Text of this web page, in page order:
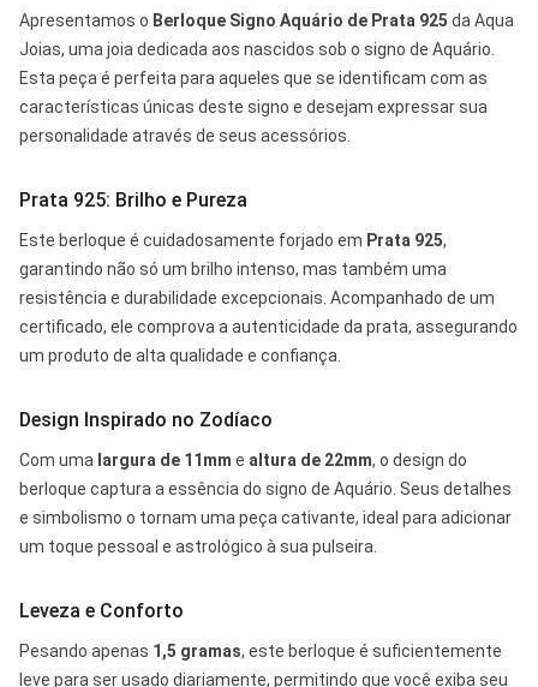
Apresentamos o Berloque Signo Aquário de Prata 925 da Aqua
Joias, uma joia dedicada aos nascidos sob o signo de Aquário.
Esta peça é perfeita para aqueles que se identificam com as
características únicas deste signo e desejam expressar sua
personalidade através de seus acessórios.
Prata 925: Brilho e Pureza
Este berloque é cuidadosamente forjado em Prata 925,
garantindo não só um brilho intenso, mas também uma
resistência e durabilidade excepcionais. Acompanhado de um
certificado, ele comprova a autenticidade da prata, assegurando
um produto de alta qualidade e confiança.
Design Inspirado no Zodíaco
Com uma largura de 11mm e altura de 22mm, o design do
berloque captura a essência do signo de Aquário. Seus detalhes
e simbolismo o tornam uma peça cativante, ideal para adicionar
um toque pessoal e astrológico à sua pulseira.
Leveza e Conforto
Pesando apenas 1,5 gramas, este berloque é suficientemente
leve para ser usado diariamente, permitindo que você exiba seu